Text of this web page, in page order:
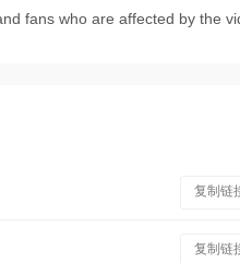
fans who are affected by the
复制链
复制链